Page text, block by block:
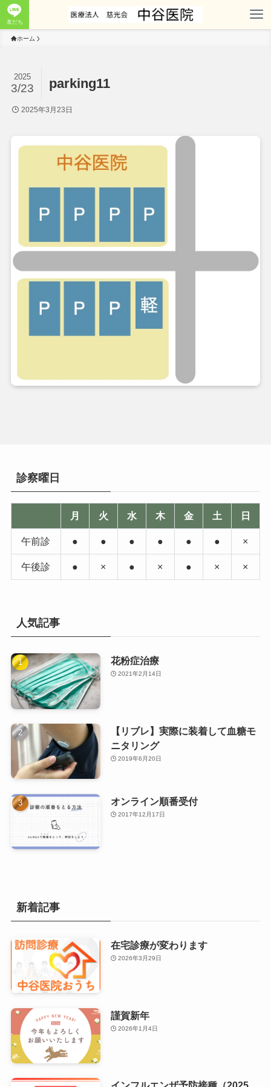
友だち
ホーム
parking11
2025
3/23
2025年3月23日
診察曜日
月 火 水 木 金 土 日
午前診 ● ● ● ● ● ● ×
午後診 ● × ● × ● × ×
人気記事
花粉症治療
2021年2月14日
【リブレ】実際に装着して血糖モ
ニタリング
2019年6月20日
オンライン順番受付
2017年12月17日
新着記事
在宅診療が変わります
2026年3月29日
謹賀新年
2026年1月4日